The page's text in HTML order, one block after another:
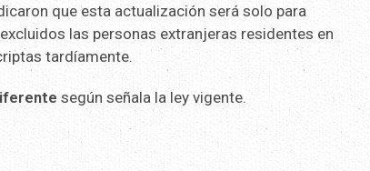
que esta actualización será solo para
las personas extranjeras residentes en
tardíamente.
según señala la ley vigente.